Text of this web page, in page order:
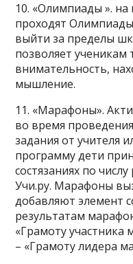
10. «Олимпиады ».
проходят
выйти за пределы
позволяет ученикам
внимательность,
мышление.
11. «Марафоны».
во время
задания от учителя
программу дети
состязаниях по
Учи.ру. Марафоны
добавляют элемент
результатам
«Грамоту участника
– «Грамоту лидера